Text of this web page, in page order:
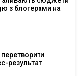
з блогерами на
перетворити
результат